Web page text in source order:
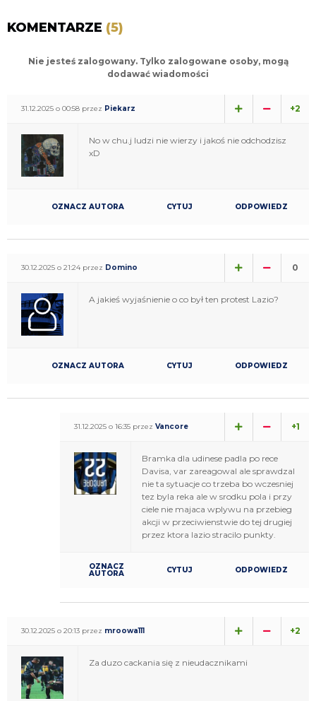
KOMENTARZE (5)
Nie jesteś zalogowany. Tylko zalogowane osoby, mogą
dodawać wiadomości
31.12.2025 o 00:58 przez Piekarz +2
No w chu.j ludzi nie wierzy i jakoś nie odchodzisz
xD
OZNACZ AUTORA CYTUJ ODPOWIEDZ
30.12.2025 o 21:24 przez Domino 0
A jakieś wyjaśnienie o co był ten protest Lazio?
OZNACZ AUTORA CYTUJ ODPOWIEDZ
31.12.2025 o 16:35 przez Vancore +1
Bramka dla udinese padla po rece
Davisa, var zareagowal ale sprawdzal
nie ta sytuacje co trzeba bo wczesniej
tez byla reka ale w srodku pola i przy
ciele nie majaca wplywu na przebieg
akcji w przeciwienstwie do tej drugiej
przez ktora lazio stracilo punkty.
OZNACZ
AUTORA CYTUJ ODPOWIEDZ
30.12.2025 o 20:13 przez mroowa111 +2
Za duzo cackania się z nieudacznikami